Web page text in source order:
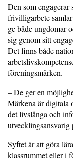
Den som
frivilligarbete
ge både ungdomar
sig genom sitt
Det finns både
föreningsmärken.
– De ger en
Märkena är digitala
det livslånga och
utvecklingsansvarig
Syftet är att göra
klassrummet eller i